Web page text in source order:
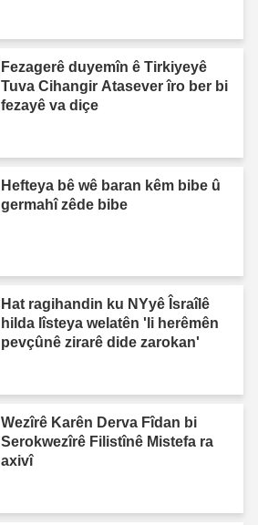
Fezagerê duyemîn ê Tirkiyeyê
Tuva Cihangir Atasever îro ber bi
fezayê va diçe
Hefteya bê wê baran kêm bibe û
germahî zêde bibe
Hat ragihandin ku NYyê Îsraîlê
hilda lîsteya welatên 'li herêmên
pevçûnê zirarê dide zarokan'
Wezîrê Karên Derva Fîdan bi
Serokwezîrê Filistînê Mistefa ra
axivî